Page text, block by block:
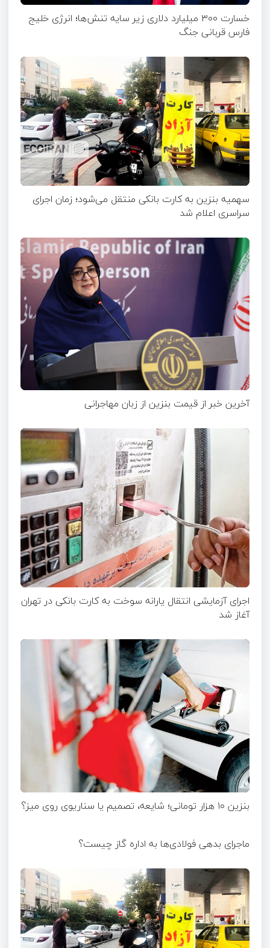
خسارت ۳۰۰ میلیارد دلاری زیر سایه تنش‌ها؛ انرژی خلیج
فارس قربانی جنگ
سهمیه بنزین به کارت بانکی منتقل می‌شود؛ زمان اجرای
سراسری اعلام شد
آخرین خبر از قیمت بنزین از زبان مهاجرانی
اجرای آزمایشی انتقال یارانه سوخت به کارت بانکی در تهران
آغاز شد
بنزین ۱۰ هزار تومانی؛ شایعه، تصمیم یا سناریوی روی میز؟
ماجرای بدهی فولادی‌ها به اداره گاز چیست؟